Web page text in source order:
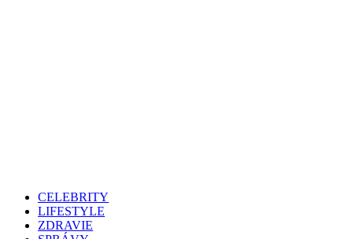
CELEBRITY
LIFESTYLE
ZDRAVIE